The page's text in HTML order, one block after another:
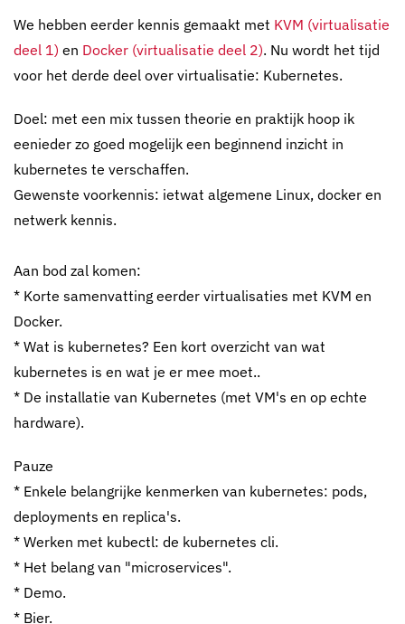
We hebben eerder kennis gemaakt met KVM (virtualisatie
deel 1) en Docker (virtualisatie deel 2). Nu wordt het tijd
voor het derde deel over virtualisatie: Kubernetes.
Doel: met een mix tussen theorie en praktijk hoop ik
eenieder zo goed mogelijk een beginnend inzicht in
kubernetes te verschaffen.
Gewenste voorkennis: ietwat algemene Linux, docker en
netwerk kennis.
Aan bod zal komen:
* Korte samenvatting eerder virtualisaties met KVM en
Docker.
* Wat is kubernetes? Een kort overzicht van wat
kubernetes is en wat je er mee moet..
* De installatie van Kubernetes (met VM's en op echte
hardware).
Pauze
* Enkele belangrijke kenmerken van kubernetes: pods,
deployments en replica's.
* Werken met kubectl: de kubernetes cli.
* Het belang van "microservices".
* Demo.
* Bier.